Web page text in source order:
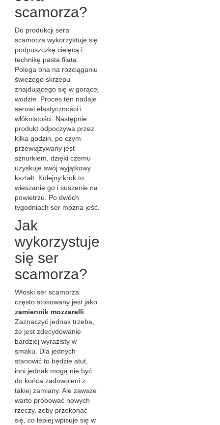
scamorza?
Do produkcji sera
scamorza wykorzystuje się
podpuszczkę cielęcą i
technikę pasta filata.
Polega ona na rozciąganiu
świeżego skrzepu
znajdującego się w gorącej
wodzie. Proces ten nadaje
serowi elastyczności i
włóknistości. Następnie
produkt odpoczywa przez
kilka godzin, po czym
przewiązywany jest
sznurkiem, dzięki czemu
uzyskuje swój wyjątkowy
kształt. Kolejny krok to
wieszanie go i suszenie na
powietrzu. Po dwóch
tygodniach ser można jeść.
Jak
wykorzystuje
się ser
scamorza?
Włoski ser scamorza
często stosowany jest jako
zamiennik mozzarelli
Zaznaczyć jednak trzeba,
że jest zdecydowanie
bardziej wyrazisty w
smaku. Dla jednych
stanowić to będzie atut,
inni jednak mogą nie być
do końca zadowoleni z
takiej zamiany. Ale zawsze
warto próbować nowych
rzeczy, żeby przekonać
się, co lepiej wpisuje się w